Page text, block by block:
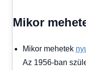
Mikor
Mikor mehetek
Az 1956-ban